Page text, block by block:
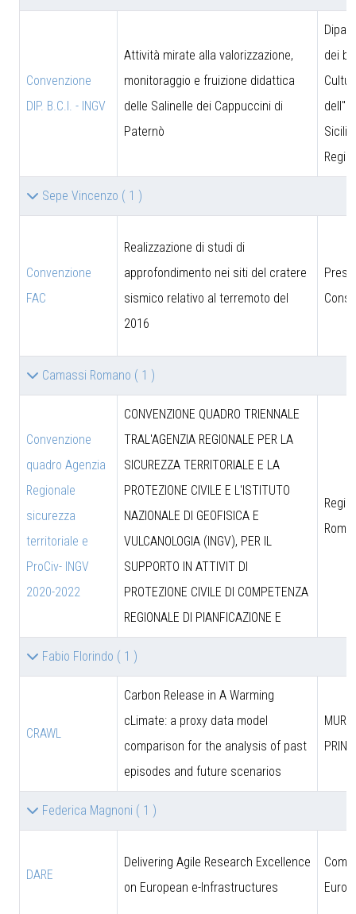
Convenzione
DIP. B.C.I. - INGV
Attività mirate alla valorizzazione,
monitoraggio e fruizione didattica
delle Salinelle dei Cappuccini di
Paternò
dei
Sepe Vincenzo ( 1 )
Convenzione
FAC
Realizzazione di studi di
approfondimento nei siti del cratere
sismico relativo al terremoto del
2016
Camassi Romano ( 1 )
Convenzione
quadro Agenzia
Regionale
sicurezza
territoriale e
ProCiv- INGV
2020-2022
CONVENZIONE QUADRO TRIENNALE
TRAL'AGENZIA REGIONALE PER LA
SICUREZZA TERRITORIALE E LA
PROTEZIONE CIVILE E L'ISTITUTO
NAZIONALE DI GEOFISICA E
VULCANOLOGIA (INGV), PER IL
SUPPORTO IN ATTIVIT DI
PROTEZIONE CIVILE DI COMPETENZA
REGIONALE DI PIANFICAZIONE E
Fabio Florindo ( 1 )
CRAWL
Carbon Release in A Warming
cLimate: a proxy data model
comparison for the analysis of past
episodes and future scenarios
MUR
PRIN)
Federica Magnoni ( 1 )
DARE
Delivering Agile Research Excellence
on European e-Infrastructures